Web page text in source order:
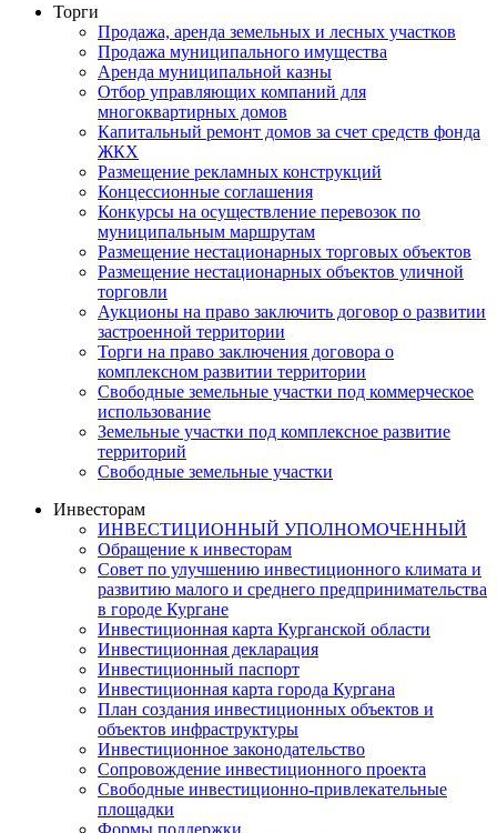
Торги
Продажа, аренда земельных и лесных участков
Продажа муниципального имущества
Аренда муниципальной казны
Отбор управляющих компаний для
многоквартирных домов
Капитальный ремонт домов за счет средств фонда
ЖКХ
Размещение рекламных конструкций
Концессионные соглашения
Конкурсы на осуществление перевозок по
муниципальным маршрутам
Размещение нестационарных торговых объектов
Размещение нестационарных объектов уличной
торговли
Аукционы на право заключить договор о развитии
застроенной территории
Торги на право заключения договора о
комплексном развитии территории
Свободные земельные участки под коммерческое
использование
Земельные участки под комплексное развитие
территорий
Свободные земельные участки
Инвесторам
ИНВЕСТИЦИОННЫЙ УПОЛНОМОЧЕННЫЙ
Обращение к инвесторам
Совет по улучшению инвестиционного климата и
развитию малого и среднего предпринимательства
в городе Кургане
Инвестиционная карта Курганской области
Инвестиционная декларация
Инвестиционный паспорт
Инвестиционная карта города Кургана
План создания инвестиционных объектов и
объектов инфраструктуры
Инвестиционное законодательство
Сопровождение инвестиционного проекта
Свободные инвестиционно-привлекательные
площадки
Формы поддержки